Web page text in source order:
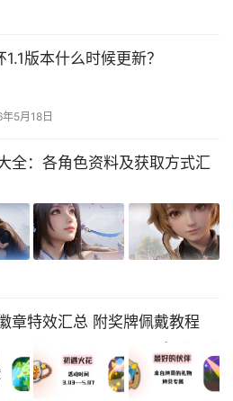
1.1版本什么时候更新？
5月18日
全：各角色资料及获取方式汇
章特效汇总 附奖牌佩戴教程